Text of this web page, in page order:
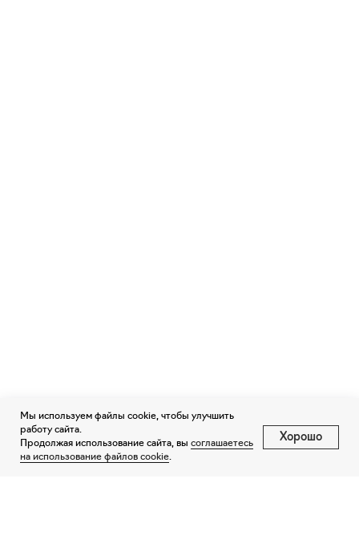
Мы используем файлы cookie, чтобы улучшить
работу сайта.
Продолжая использование сайта, вы соглашаетесь
на использование файлов cookie.
Хорошо